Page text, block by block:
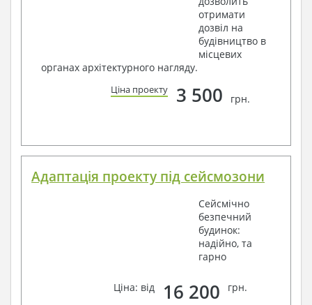
отримати
дозвіл на
будівництво в
місцевих
органах архітектурного нагляду.
Ціна проекту 3 500 грн.
Адаптація проекту під сейсмозони
Сейсмічно
безпечний
будинок:
надійно, та
гарно
Ціна: від 16 200 грн.